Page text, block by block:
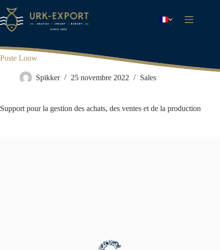
contenu
Poste Louw
Spikker 25 novembre 2022 Sales
Support pour la gestion des achats, des ventes et de la production